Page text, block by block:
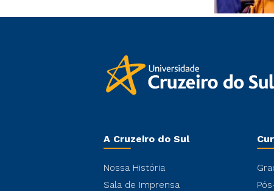
A Cruzeiro do Sul
Nossa História
Sala de Imprensa